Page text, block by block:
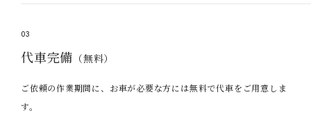
03
代車完備 （無料）
ご依頼の作業期間に、お車が必要な方には無料で代車をご用意しま
す。